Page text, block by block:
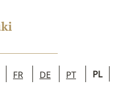
FR DE PT PL